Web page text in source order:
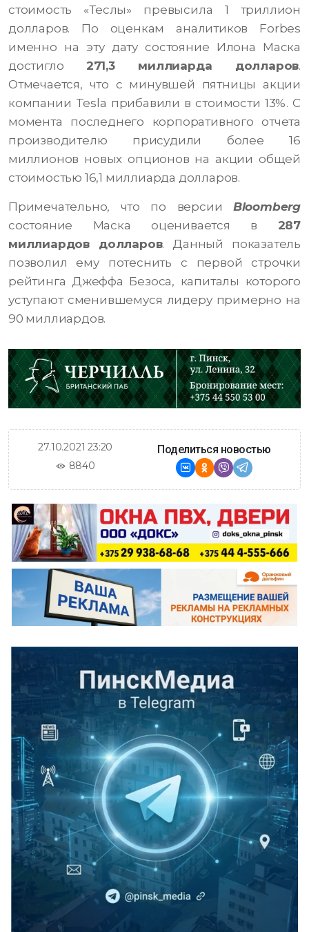
стоимость «Теслы» превысила 1 триллион
долларов. По оценкам аналитиков Forbes
именно на эту дату состояние Илона Маска
достигло 271,3 миллиарда долларов.
Отмечается, что с минувшей пятницы акции
компании Tesla прибавили в стоимости 13%. С
момента последнего корпоративного отчета
производителю присудили более 16
миллионов новых опционов на акции общей
стоимостью 16,1 миллиарда долларов.
Примечательно, что по версии Bloomberg
состояние Маска оценивается в 287
миллиардов долларов. Данный показатель
позволил ему потеснить с первой строчки
рейтинга Джеффа Безоса, капиталы которого
уступают сменившемуся лидеру примерно на
90 миллиардов.
27.10.2021 23:20
8840
Поделиться новостью